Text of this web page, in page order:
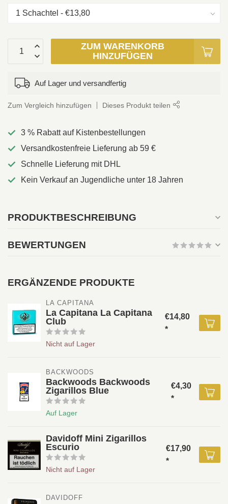
ZUM WARENKORB
HINZUFÜGEN
Auf Lager und versandfertig
Zum Vergleich hinzufügen Dieses Produkt teilen
3 % Rabatt auf Kistenbestellungen
Versandkostenfreie Lieferung ab 59 €
Schnelle Lieferung mit DHL
Kein Verkauf an Jugendliche unter 18 Jahren
PRODUKTBESCHREIBUNG
BEWERTUNGEN
ERGÄNZENDE PRODUKTE
LA CAPITANA
La Capitana La Capitana
Club
Nicht auf Lager
€14,80
*
BACKWOODS
Backwoods Backwoods
Zigarillos Blue
Auf Lager
€4,30
*
Davidoff Mini Zigarillos
Escurio
Nicht auf Lager
€17,90
*
DAVIDOFF